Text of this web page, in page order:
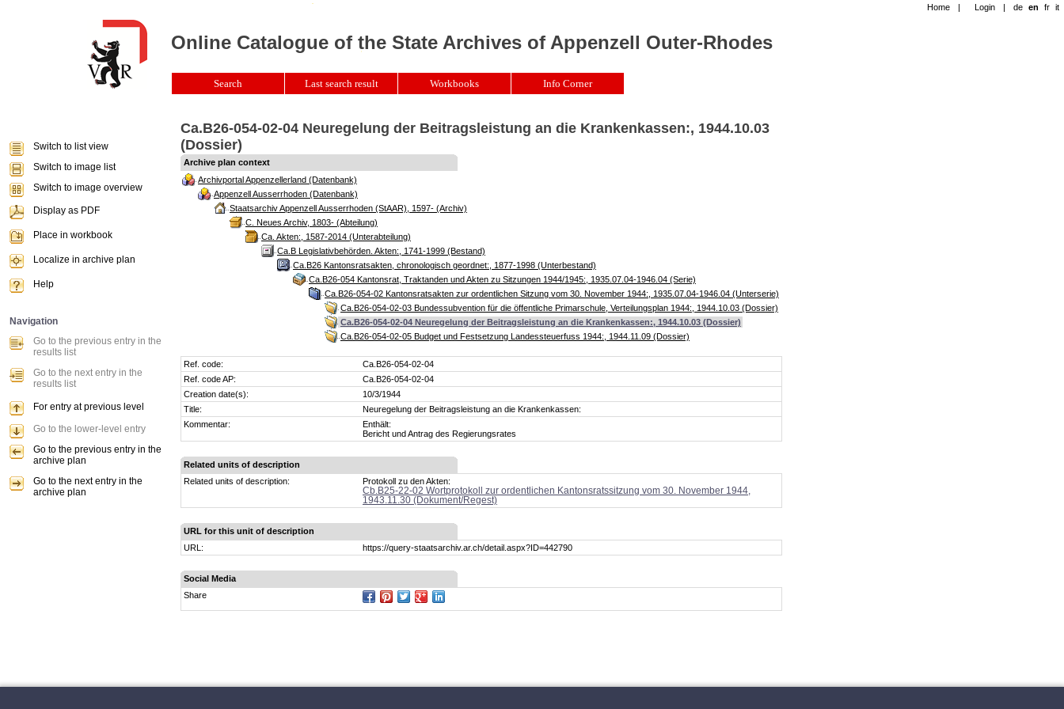
Ca.B26-054-02-04 Neuregelung der Beitragsleistung an die Krankenkassen:, 1944.10.03
(Dossier)
Archive plan context
Archivportal Appenzellerland (Datenbank)
Appenzell Ausserrhoden (Datenbank)
Staatsarchiv Appenzell Ausserrhoden (StAAR), 1597- (Archiv)
C. Neues Archiv, 1803- (Abteilung)
Ca. Akten:, 1587-2014 (Unterabteilung)
Ca.B Legislativbehörden. Akten:, 1741-1999 (Bestand)
Ca.B26 Kantonsratsakten, chronologisch geordnet:, 1877-1998 (Unterbestand)
Ca.B26-054 Kantonsrat, Traktanden und Akten zu Sitzungen 1944/1945:, 1935.07.04-1946.04 (Serie)
Ca.B26-054-02 Kantonsratsakten zur ordentlichen Sitzung vom 30. November 1944:, 1935.07.04-1946.04 (Unterserie)
Ca.B26-054-02-03 Bundessubvention für die öffentliche Primarschule, Verteilungsplan 1944:, 1944.10.03 (Dossier)
Ca.B26-054-02-04 Neuregelung der Beitragsleistung an die Krankenkassen:, 1944.10.03 (Dossier)
Ca.B26-054-02-05 Budget und Festsetzung Landessteuerfuss 1944:, 1944.11.09 (Dossier)
Ref. code:
Ca.B26-054-02-04
Ref. code AP:
Ca.B26-054-02-04
Creation date(s):
10/3/1944
Title:
Neuregelung der Beitragsleistung an die Krankenkassen:
Kommentar:
Enthält:
Bericht und Antrag des Regierungsrates
Related units of description
Related units of description:
Protokoll zu den Akten:
Cb.B25-22-02 Wortprotokoll zur ordentlichen Kantonsratssitzung vom 30. November 1944,
1943.11.30 (Dokument/Regest)
URL for this unit of description
URL:
https://query-staatsarchiv.ar.ch/detail.aspx?ID=442790
Social Media
Share
Home | Login | de en fr it
Online Catalogue of the State Archives of Appenzell Outer-Rhodes
Search Last search result Workbooks Info Corner
Switch to list view
Switch to image list
Switch to image overview
Display as PDF
Place in workbook
Localize in archive plan
Help
Navigation
Go to the previous entry in the
results list
Go to the next entry in the
results list
For entry at previous level
Go to the lower-level entry
Go to the previous entry in the
archive plan
Go to the next entry in the
archive plan